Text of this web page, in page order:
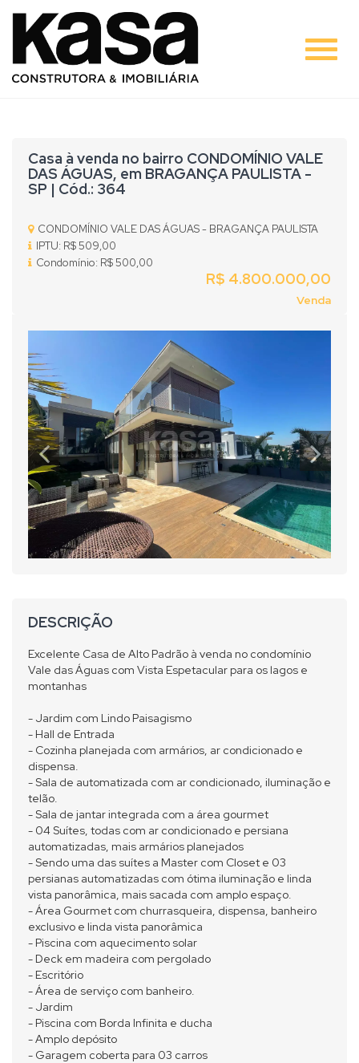
#
Casa à venda no bairro CONDOMÍNIO VALE
DAS ÁGUAS, em BRAGANÇA PAULISTA -
SP | Cód.: 364
CONDOMÍNIO VALE DAS ÁGUAS - BRAGANÇA PAULISTA
IPTU: R$ 509,00
Condomínio: R$ 500,00
R$ 4.800.000,00
Venda
DESCRIÇÃO
Excelente Casa de Alto Padrão à venda no condomínio
Vale das Águas com Vista Espetacular para os lagos e
montanhas
- Jardim com Lindo Paisagismo
- Hall de Entrada
- Cozinha planejada com armários, ar condicionado e
dispensa.
- Sala de automatizada com ar condicionado, iluminação e
telão.
- Sala de jantar integrada com a área gourmet
- 04 Suítes, todas com ar condicionado e persiana
automatizadas, mais armários planejados
- Sendo uma das suítes a Master com Closet e 03
persianas automatizadas com ótima iluminação e linda
vista panorâmica, mais sacada com amplo espaço.
- Área Gourmet com churrasqueira, dispensa, banheiro
exclusivo e linda vista panorâmica
- Piscina com aquecimento solar
- Deck em madeira com pergolado
- Escritório
- Área de serviço com banheiro.
- Jardim
- Piscina com Borda Infinita e ducha
- Amplo depósito
- Garagem coberta para 03 carros